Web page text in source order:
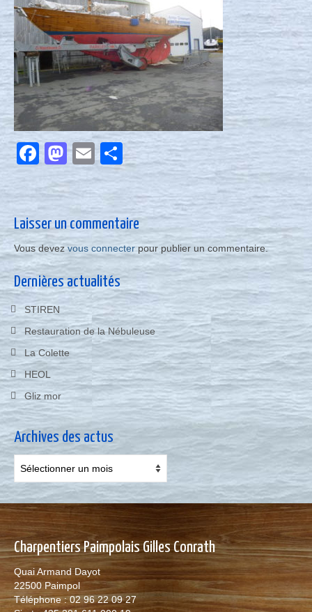
Actualités
Facebook
Mastodon
EmailPartager
Laisser un commentaire
Vous devezvous connecter pour publier un commentaire.
Dernières actualités
STIREN
Restauration de la Nébuleuse
La Colette
HEOL
Gliz mor
Archives des actus
Archives
des
Charpentiers Paimpolais Gilles Conrath
Quai Armand Dayot
22500 Paimpol
Téléphone : 02 96 22 09 27